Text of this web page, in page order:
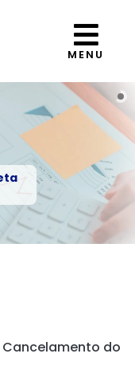
MENU
Cancelamento do